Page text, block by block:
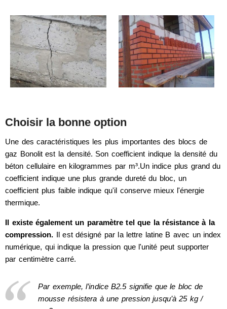
Choisir la bonne option
Une des caractéristiques les plus importantes des blocs de
gaz Bonolit est la densité. Son coefficient indique la densité du
béton cellulaire en kilogrammes par m³.Un indice plus grand du
coefficient indique une plus grande dureté du bloc, un
coefficient plus faible indique qu'il conserve mieux l'énergie
thermique.
Il existe également un paramètre tel que la résistance à la
compression. Il est désigné par la lettre latine B avec un index
numérique, qui indique la pression que l'unité peut supporter
par centimètre carré.
Par exemple, l’indice B2.5 signifie que le bloc de
mousse résistera à une pression jusqu’à 25 kg /